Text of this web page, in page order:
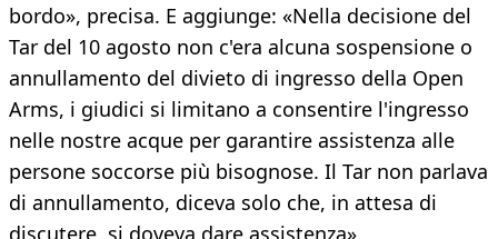
bordo», precisa. E aggiunge: «Nella decisione del
Tar del 10 agosto non c'era alcuna sospensione o
annullamento del divieto di ingresso della Open
Arms, i giudici si limitano a consentire l'ingresso
nelle nostre acque per garantire assistenza alle
persone soccorse più bisognose. Il Tar non parlava
di annullamento, diceva solo che, in attesa di
discutere, si doveva dare assistenza».